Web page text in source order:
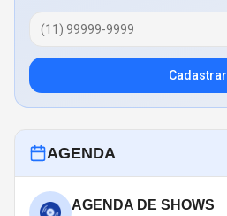
Cadastrar
AGENDA
AGENDA DE SHOWS